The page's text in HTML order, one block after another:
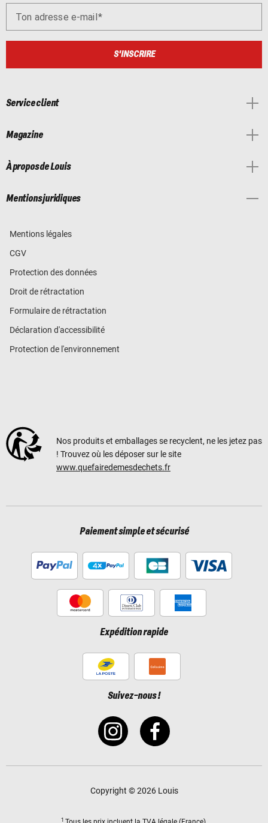
Ton adresse e-mail
S'INSCRIRE
Service client
Magazine
À propos de Louis
Mentions juridiques
Mentions légales
CGV
Protection des données
Droit de rétractation
Formulaire de rétractation
Déclaration d'accessibilité
Protection de l'environnement
Nos produits et emballages se recyclent, ne les jetez pas
! Trouvez où les déposer sur le site
www.quefairedemesdechets.fr
Paiement simple et sécurisé
Expédition rapide
Suivez-nous !
Copyright © 2026 Louis
1